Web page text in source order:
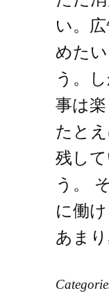
い。
めた
う。
事は
たと
残し
う。
に働
あま